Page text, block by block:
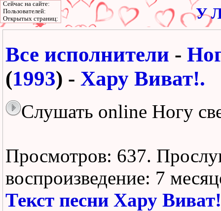
У
Все исполнители -
(1993) - Хару Виват!.
Слушать online Ногу
Просмотров: 637.
воспроизведение: 7
Текст песни Хару
Сейчас на сайте:
Пользователей:
Открытых страниц: